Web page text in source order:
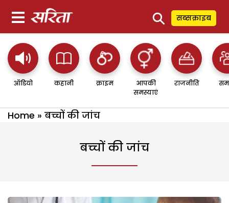
⚲ सब्सक्राइब
ऑडियो कहानी क्राइम
आपकी
समस्याएं
राजनीति
Home » बच्चों की जांच
बच्चों की जांच